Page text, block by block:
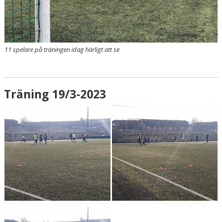
11 spelare på träningen idag härligt att se
Träning 19/3-2023